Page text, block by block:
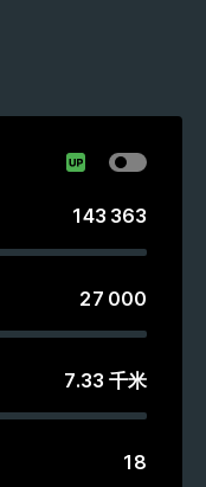
143 363
27 000
7.33 千米
18